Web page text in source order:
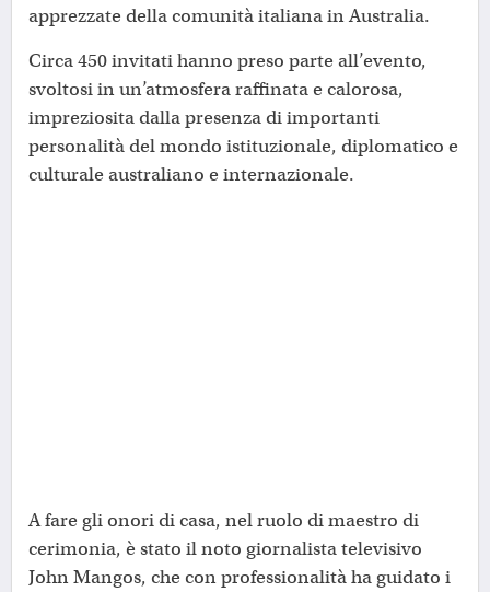
apprezzate della comunità italiana in Australia.
Circa 450 invitati hanno preso parte all’evento,
svoltosi in un’atmosfera raffinata e calorosa,
impreziosita dalla presenza di importanti
personalità del mondo istituzionale, diplomatico e
culturale australiano e internazionale.
A fare gli onori di casa, nel ruolo di maestro di
cerimonia, è stato il noto giornalista televisivo
John Mangos, che con professionalità ha guidato i